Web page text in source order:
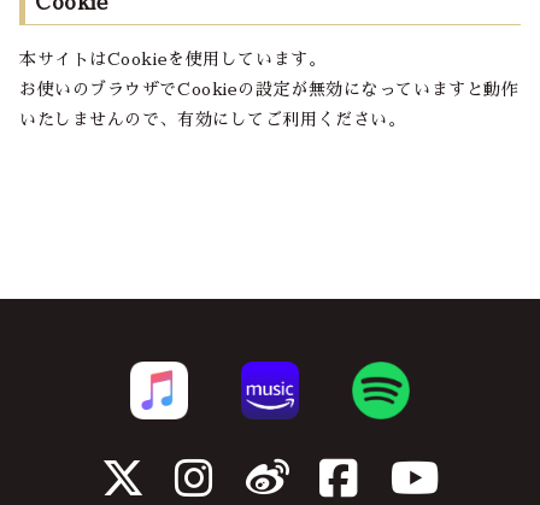
本サイトはCookieを使用しています。
お使いのブラウザでCookieの設定が無効になっていますと動作
いたしませんので、有効にしてご利用ください。